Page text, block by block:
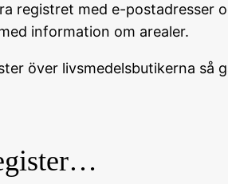
registret med e-postadresser
information om arealer.
över livsmedelsbutikerna så